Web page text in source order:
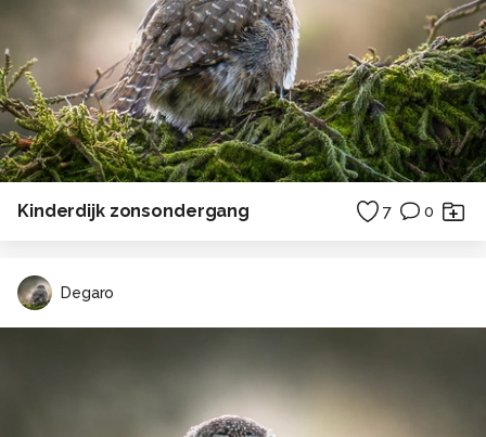
Kinderdijk zonsondergang 7 0
Degaro